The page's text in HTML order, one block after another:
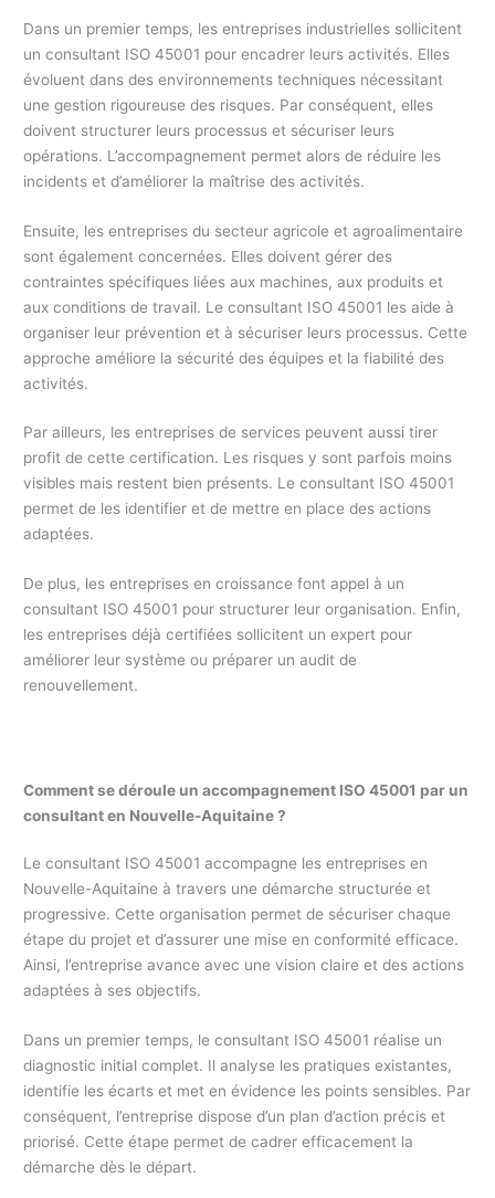
Dans un premier temps, les entreprises industrielles sollicitent
un consultant ISO 45001 pour encadrer leurs activités. Elles
évoluent dans des environnements techniques nécessitant
une gestion rigoureuse des risques. Par conséquent, elles
doivent structurer leurs processus et sécuriser leurs
opérations. L’accompagnement permet alors de réduire les
incidents et d’améliorer la maîtrise des activités.
Ensuite, les entreprises du secteur agricole et agroalimentaire
sont également concernées. Elles doivent gérer des
contraintes spécifiques liées aux machines, aux produits et
aux conditions de travail. Le consultant ISO 45001 les aide à
organiser leur prévention et à sécuriser leurs processus. Cette
approche améliore la sécurité des équipes et la fiabilité des
activités.
Par ailleurs, les entreprises de services peuvent aussi tirer
profit de cette certification. Les risques y sont parfois moins
visibles mais restent bien présents. Le consultant ISO 45001
permet de les identifier et de mettre en place des actions
adaptées.
De plus, les entreprises en croissance font appel à un
consultant ISO 45001 pour structurer leur organisation. Enfin,
les entreprises déjà certifiées sollicitent un expert pour
améliorer leur système ou préparer un audit de
renouvellement.
Comment se déroule un accompagnement ISO 45001 par un
consultant en Nouvelle-Aquitaine ?
Le consultant ISO 45001 accompagne les entreprises en
Nouvelle-Aquitaine à travers une démarche structurée et
progressive. Cette organisation permet de sécuriser chaque
étape du projet et d’assurer une mise en conformité efficace.
Ainsi, l’entreprise avance avec une vision claire et des actions
adaptées à ses objectifs.
Dans un premier temps, le consultant ISO 45001 réalise un
diagnostic initial complet. Il analyse les pratiques existantes,
identifie les écarts et met en évidence les points sensibles. Par
conséquent, l’entreprise dispose d’un plan d’action précis et
priorisé. Cette étape permet de cadrer efficacement la
démarche dès le départ.